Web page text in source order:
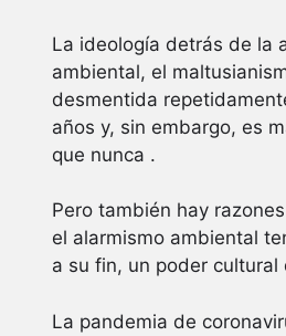
La ideología detrás de la
ambiental, el
desmentida
años y, sin embargo, es
que nunca .
Pero también hay
el alarmismo ambiental
a su fin, un poder cultural
La pandemia de